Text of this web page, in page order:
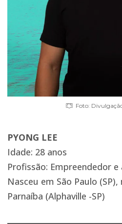
Foto:
PYONG LEE
Idade: 28 anos
Profissão: Empreendedor
Nasceu em São Paulo
Parnaíba (Alphaville -SP)